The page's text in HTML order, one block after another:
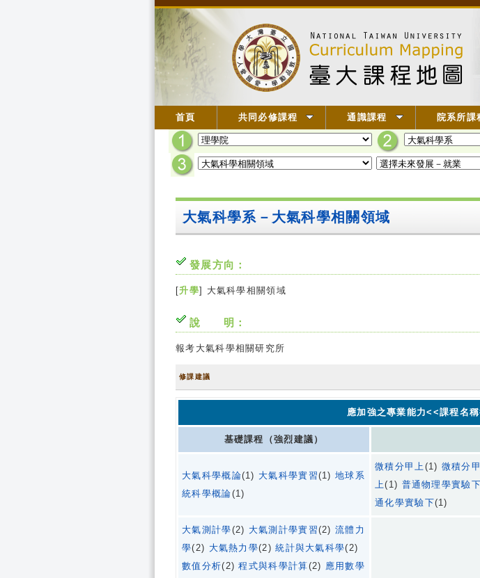
首頁 共同必修課程 通識課程 院系所課
大氣科學系－大氣科學相關領域
發展方向：
[升學] 大氣科學相關領域
說 明：
報考大氣科學相關研究所
修課建議
應加強之專業能力<<課程名
基礎課程（強烈建議）
大氣科學概論(1) 大氣科學實習(1)地球系
統科學概論(1)
微積分甲上(1) 微積分
上(1) 普通物理學實驗下
通化學實驗下(1)
大氣測計學(2) 大氣測計學實習(2)流體力
學(2) 大氣熱力學(2)統計與大氣科學(2)
數值分析(2)程式與科學計算(2) 應用數學